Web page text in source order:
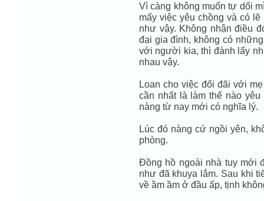
Vì càng không muốn tự dối
mấy việc yêu chồng và có
như vậy. Không nhận điều
đại gia đình, không có
với người kia, thì đành lấy
nhau vậy.
Loan cho việc đối đãi với
cần nhất là làm thế nào
nàng từ nay mới có nghĩa lý.
Lúc đó nàng cứ ngồi yên,
phòng.
Đồng hồ ngoài nhà tuy mới
như đã khuya lắm. Sau khi
về ầm ầm ở đầu ấp, tịnh